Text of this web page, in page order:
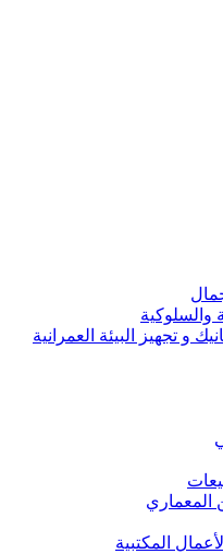
والسلوكية
و تجهيز البيئة العمرانية
المعماري
المكتبية